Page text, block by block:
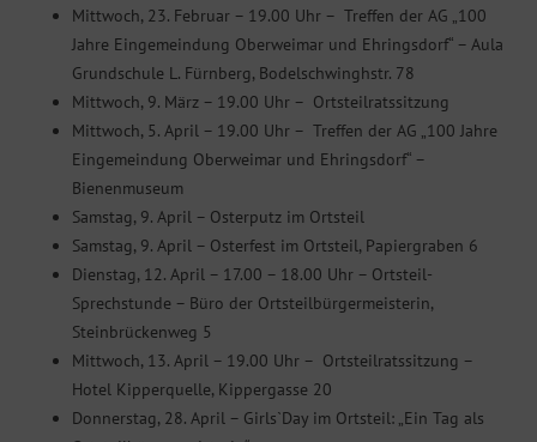
Mittwoch, 23. Februar – 19.00 Uhr – Treffen der AG „100
Jahre Eingemeindung Oberweimar und Ehringsdorf“ – Aula
Grundschule L. Fürnberg, Bodelschwinghstr. 78
Mittwoch, 9. März – 19.00 Uhr – Ortsteilratssitzung
Mittwoch, 5. April – 19.00 Uhr – Treffen der AG „100 Jahre
Eingemeindung Oberweimar und Ehringsdorf“ –
Bienenmuseum
Samstag, 9. April – Osterputz im Ortsteil
Samstag, 9. April – Osterfest im Ortsteil, Papiergraben 6
Dienstag, 12. April – 17.00 – 18.00 Uhr – Ortsteil-
Sprechstunde – Büro der Ortsteilbürgermeisterin,
Steinbrückenweg 5
Mittwoch, 13. April – 19.00 Uhr – Ortsteilratssitzung –
Hotel Kipperquelle, Kippergasse 20
Donnerstag, 28. April – Girls`Day im Ortsteil: „Ein Tag als